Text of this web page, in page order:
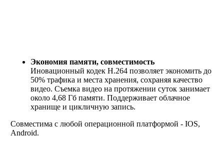
Экономия памяти, совместимость
Иновационный кодек Н.264 позволяет экономить до
50% трафика и места хранения, сохраняя качество
видео. Съемка видео на протяжении суток занимает
около 4,68 Гб памяти. Поддерживает облачное
хранище и цикличную запись.
Совместима с любой операционной платформой - IOS,
Android.